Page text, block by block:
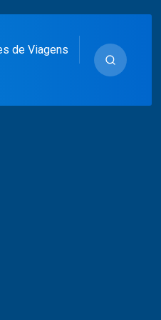
de Viagens